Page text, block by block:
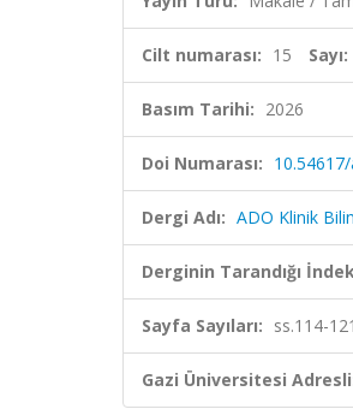
Cilt numarası: 15 Sayı:
Basım Tarihi: 2026
Doi Numarası:
Dergi Adı: ADO Klinik
Derginin Tarandığı
Sayfa Sayıları: ss.114-121
Gazi Üniversitesi